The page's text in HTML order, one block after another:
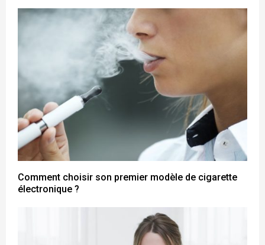
Comment choisir son premier modèle de cigarette
électronique ?